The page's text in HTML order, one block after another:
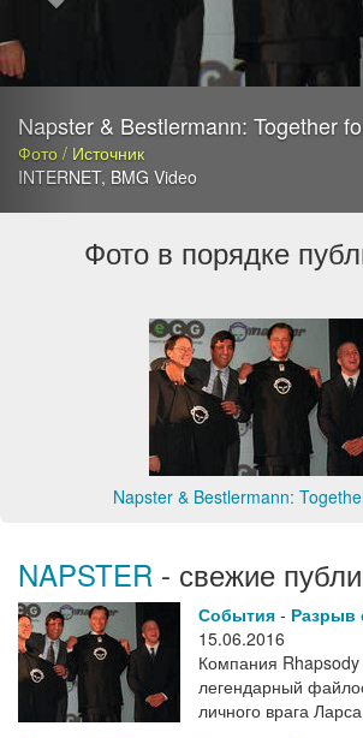
Napster & Bestlermann: Together
Фото / Источник
INTERNET, BMG Video
Фото в порядке
Napster & Bestlermann:
NAPSTER - свежие
События - Разрыв
15.06.2016
Компания Rhapsody
легендарный
личного врага